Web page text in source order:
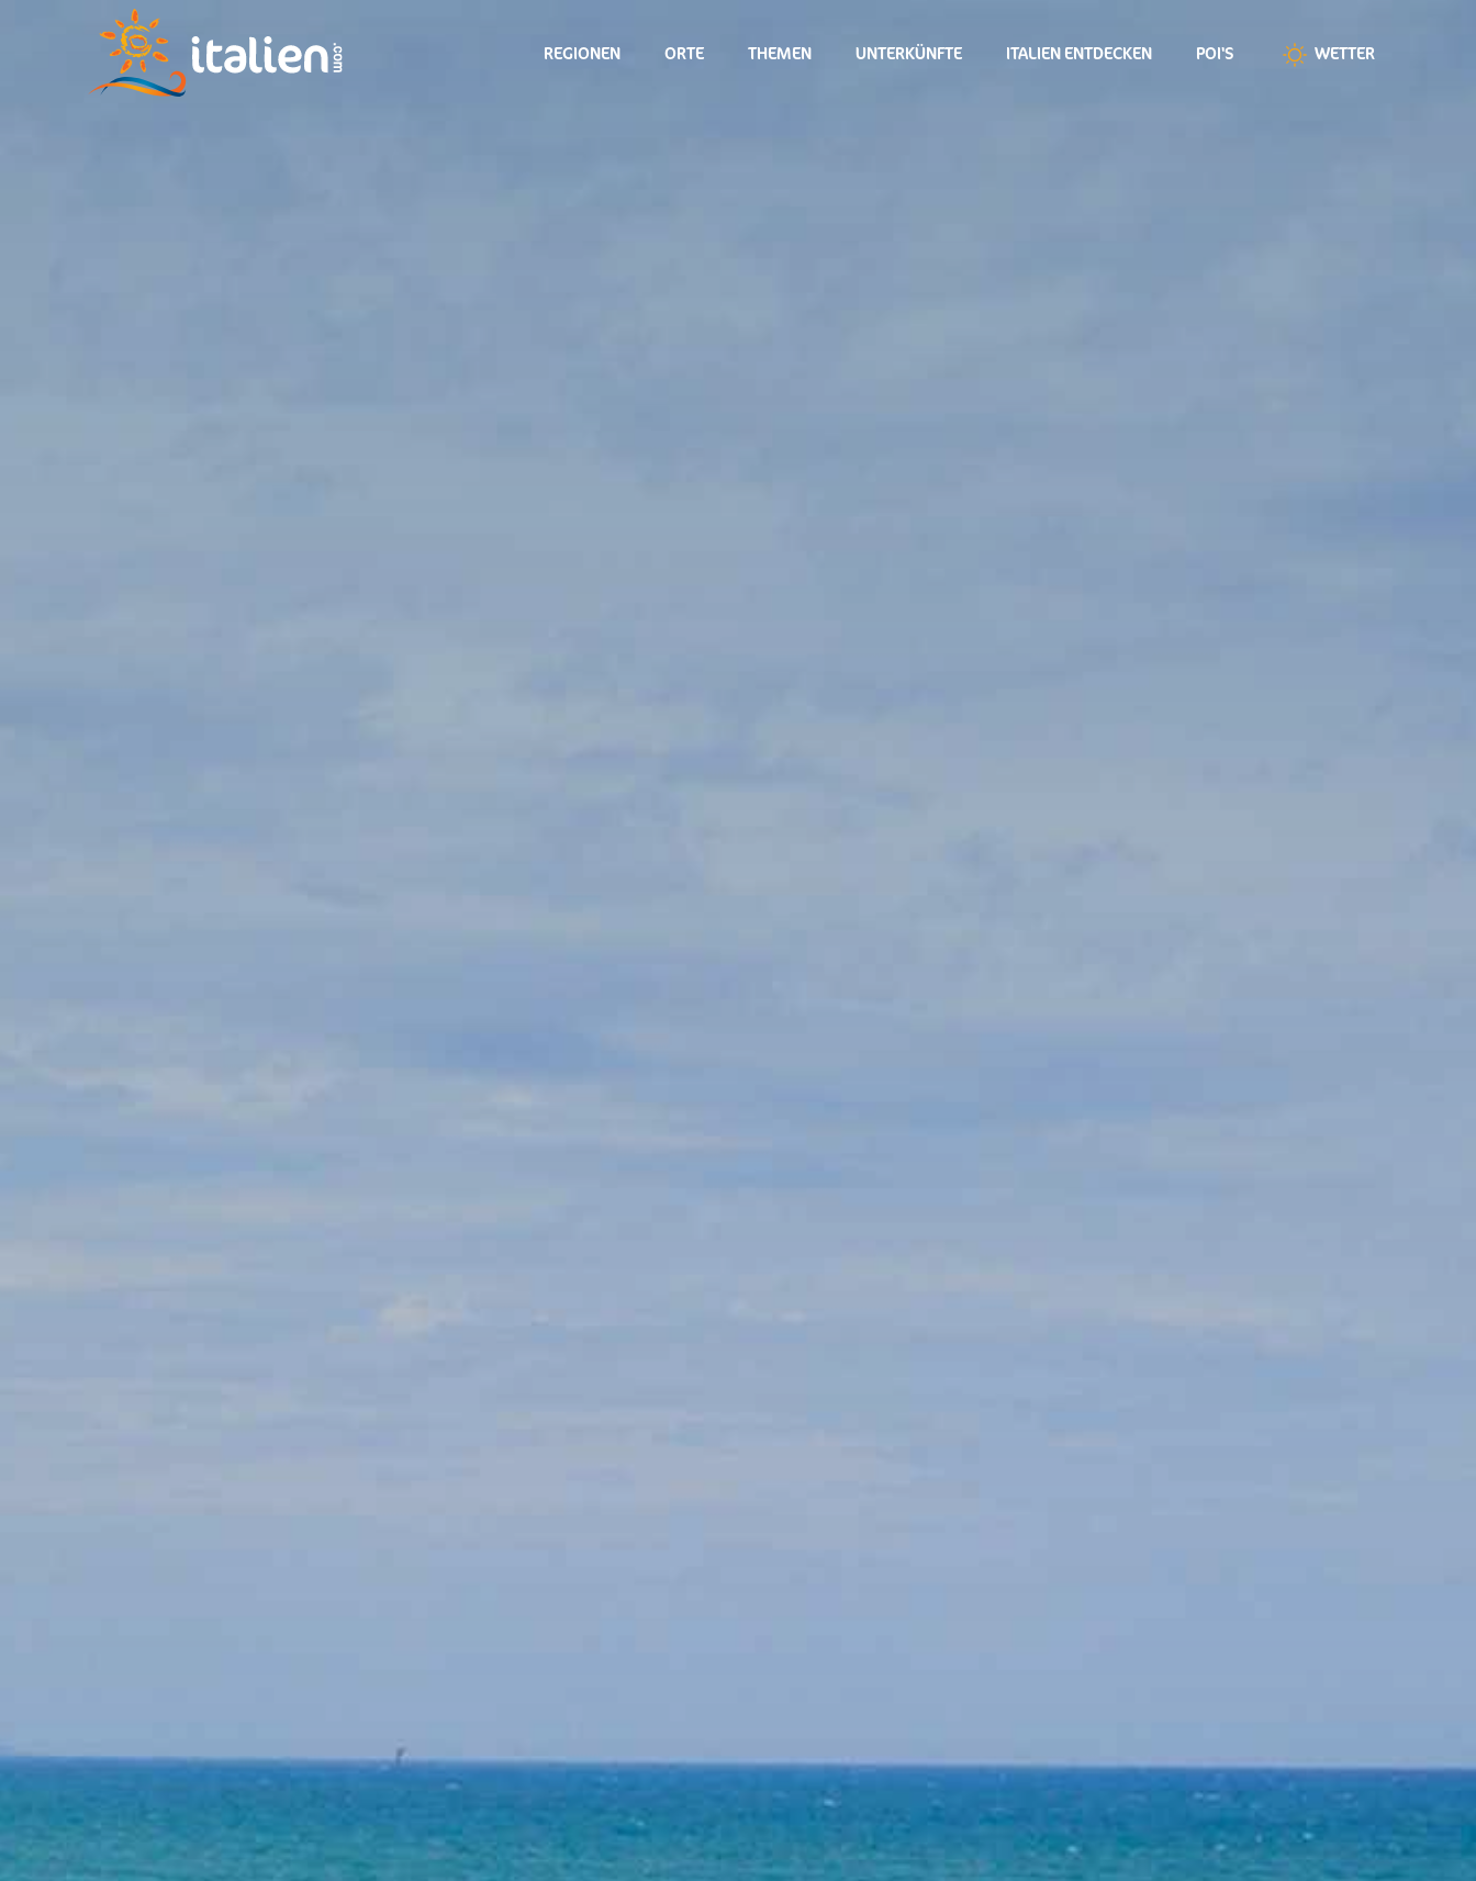
REGIONEN ORTE THEMEN UNTERKÜNFTE ITALIEN ENTDECKEN POI'S WETTER